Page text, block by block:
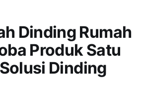
Dinding Rumah
Produk Satu
Dinding